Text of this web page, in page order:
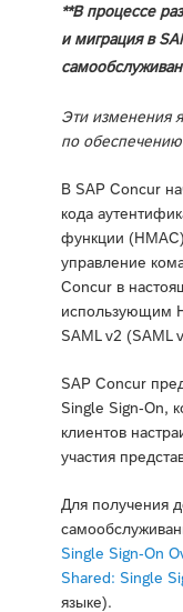
**В процессе
и миграция в
Эти изменения
по
В SAP Concur
кода
функции
управление
Concur в
использующим
SAML v2 (SAML
SAP Concur
Single Sign-On,
клиентов
участия
Для получения
Single Sign-On
Shared: Single
языке).